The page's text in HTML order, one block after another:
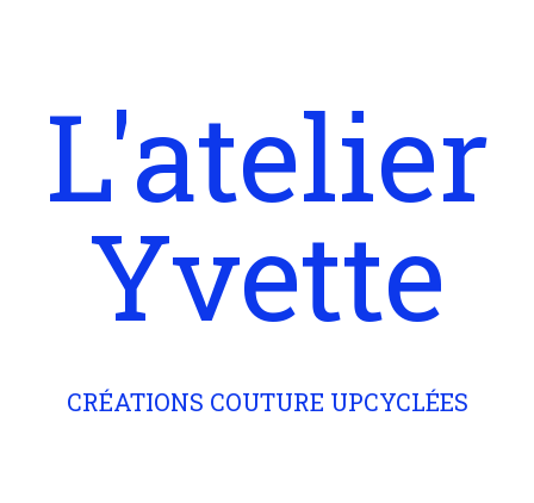
L'atelier
Yvette
CRÉATIONS COUTURE UPCYCLÉES